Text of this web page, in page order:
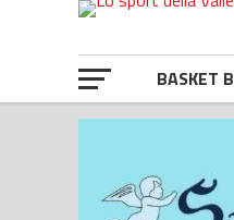
BASKET B